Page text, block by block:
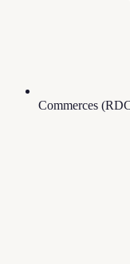
Commerces